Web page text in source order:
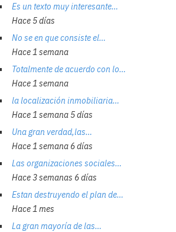
Es un texto muy interesante…
Hace 5 días
No se en que consiste el…
Hace 1 semana
Totalmente de acuerdo con lo…
Hace 1 semana
la localización inmobiliaria…
Hace 1 semana 5 días
Una gran verdad,las…
Hace 1 semana 6 días
Las organizaciones sociales…
Hace 3 semanas 6 días
Estan destruyendo el plan de…
Hace 1 mes
La gran mayoría de las…